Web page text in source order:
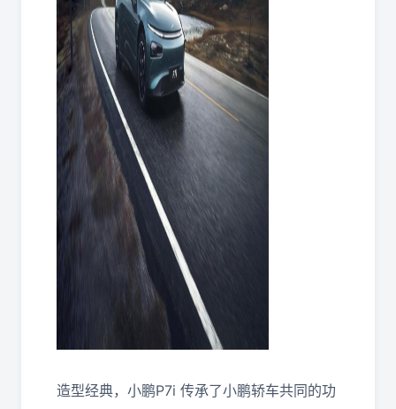
造型经典，小鹏P7i 传承了小鹏轿车共同的功